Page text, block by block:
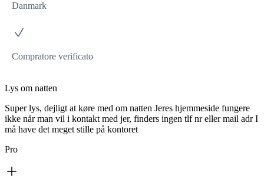
Danmark
Compratore verificato
Lys om natten
Super lys, dejligt at køre med om natten Jeres hjemmeside fungere
ikke når man vil i kontakt med jer, finders ingen tlf nr eller mail adr I
må have det meget stille på kontoret
Pro